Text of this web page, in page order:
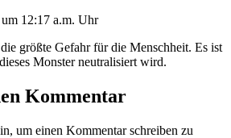
12:17 a.m. Uhr
größte Gefahr für die Menschheit. Es ist
Monster neutralisiert wird.
Kommentar
um einen Kommentar schreiben zu